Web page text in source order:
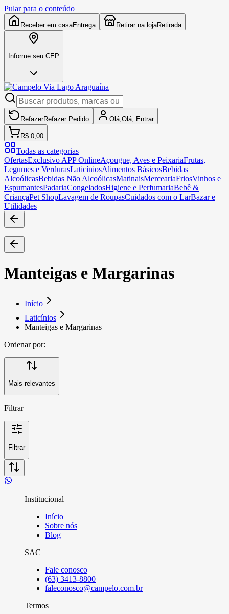
Pular para o conteúdo
Receber em casaEntrega Retirar na lojaRetirada
Informe seu CEP
RefazerRefazer Pedido Olá, Olá, Entrar
R$ 0,00
Todas as categorias
OfertasExclusivo APP OnlineAçougue, Aves e PeixariaFrutas,
Legumes e VerdurasLaticíniosAlimentos BásicosBebidas
AlcoólicasBebidas Não AlcoólicasMatinaisMerceariaFriosVinhos e
EspumantesPadariaCongeladosHigiene e PerfumariaBebê &
CriançaPet ShopLavagem de RoupasCuidados com o LarBazar e
Utilidades
Manteigas e Margarinas
Início
Laticínios
Manteigas e Margarinas
Ordenar por:
Mais relevantes
Filtrar
Filtrar
Institucional
Início
Sobre nós
Blog
SAC
Fale conosco
(63) 3413-8800
faleconosco@campelo.com.br
Termos